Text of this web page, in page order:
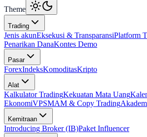
Theme
Trading
Jenis akunEksekusi & TransparansiPlatform
Penarikan DanaKontes Demo
Pasar
ForexIndeksKomoditasKripto
Alat
Kalkulator TradingKekuatan Mata Uang
EkonomiVPSMAM & Copy Trading
Kemitraan
Introducing Broker (IB)Paket Influencer